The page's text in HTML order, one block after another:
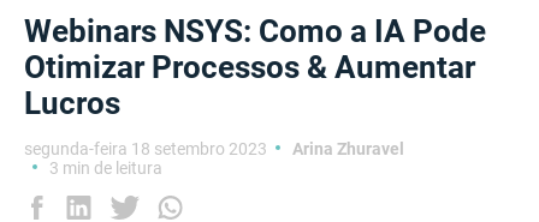
Webinars NSYS: Como a IA Pode
Otimizar Processos & Aumentar
Lucros
segunda-feira 18 setembro 2023
Arina Zhuravel
3 min de leitura